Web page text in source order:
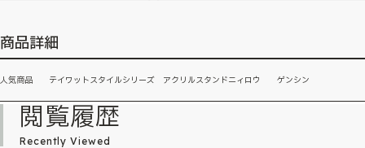
商品詳細
人気商品 テイワットスタイルシリーズ アクリルスタンドニィロウ ゲンシン
閲覧履歴
Recently Viewed